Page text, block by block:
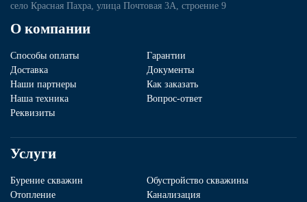
О компании
Способы оплаты
Гарантии
Доставка
Документы
Наши партнеры
Как заказать
Наша техника
Вопрос-ответ
Реквизиты
Услуги
Бурение скважин
Обустройство скважины
Отопление
Канализация
село Красная Пахра, улица Почтовая 3А, строение 9